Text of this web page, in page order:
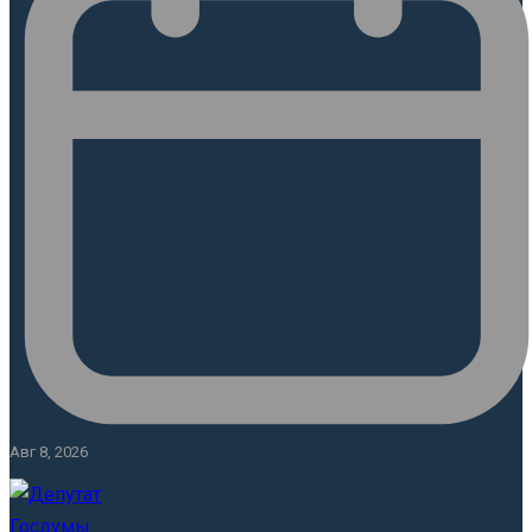
Авг 8, 2026